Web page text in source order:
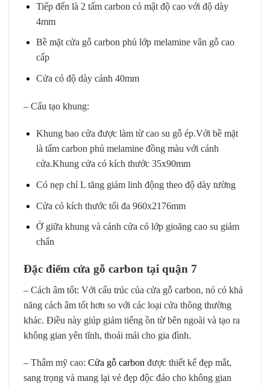
Tiếp đến là 2 tấm carbon có mật độ cao với độ dày
4mm
Bề mặt cửa gỗ carbon phủ lớp melamine vân gỗ cao
cấp
Cửa có độ dày cánh 40mm
– Cấu tạo khung:
Khung bao cửa được làm từ cao su gỗ ép.Với bề mặt
là tấm carbon phủ melamine đồng màu với cánh
cửa.Khung cửa có kích thước 35x90mm
Có nẹp chỉ L tăng giảm linh động theo độ dày tường
Cửa có kích thước tối đa 960x2176mm
Ở giữa khung và cánh cửa có lớp gioăng cao su giảm
chấn
Đặc điểm cửa gỗ carbon tại quận 7
– Cách âm tốt: Với cấu trúc của cửa gỗ carbon, nó có khả
năng cách âm tốt hơn so với các loại cửa thông thường
khác. Điều này giúp giảm tiếng ồn từ bên ngoài và tạo ra
không gian yên tĩnh, thoải mái cho gia đình.
– Thẩm mỹ cao: Cửa gỗ carbon được thiết kế đẹp mắt,
sang trọng và mang lại vẻ đẹp độc đáo cho không gian